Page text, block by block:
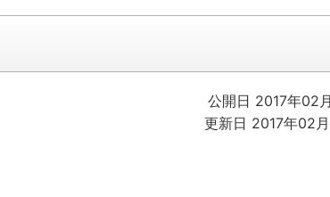
公開日 2017年02
更新日 2017年02